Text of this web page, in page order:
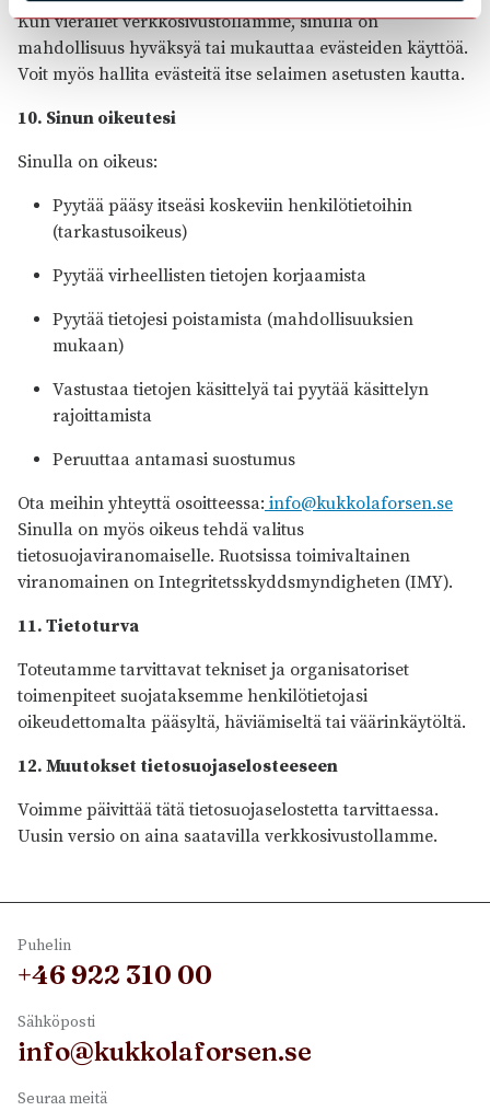
Kun vierailet verkkosivustollamme, sinulla on
mahdollisuus hyväksyä tai mukauttaa evästeiden käyttöä.
Voit myös hallita evästeitä itse selaimen asetusten kautta.
10. Sinun oikeutesi
Sinulla on oikeus:
Pyytää pääsy itseäsi koskeviin henkilötietoihin
(tarkastusoikeus)
Pyytää virheellisten tietojen korjaamista
Pyytää tietojesi poistamista (mahdollisuuksien
mukaan)
Vastustaa tietojen käsittelyä tai pyytää käsittelyn
rajoittamista
Peruuttaa antamasi suostumus
Ota meihin yhteyttä osoitteessa: info@kukkolaforsen.se
Sinulla on myös oikeus tehdä valitus
tietosuojaviranomaiselle. Ruotsissa toimivaltainen
viranomainen on Integritetsskyddsmyndigheten (IMY).
11. Tietoturva
Toteutamme tarvittavat tekniset ja organisatoriset
toimenpiteet suojataksemme henkilötietojasi
oikeudettomalta pääsyltä, häviämiseltä tai väärinkäytöltä.
12. Muutokset tietosuojaselosteeseen
Voimme päivittää tätä tietosuojaselostetta tarvittaessa.
Uusin versio on aina saatavilla verkkosivustollamme.
Puhelin
+46 922 310 00
Sähköposti
info@kukkolaforsen.se
Seuraa meitä